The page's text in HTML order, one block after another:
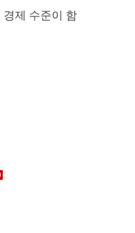
경제 수준이 함